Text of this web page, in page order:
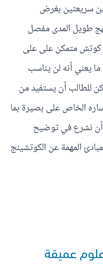
سريعتين بغرض
طويل المدى مفصل
متمكن على على
يعني أنه لن يناسب
للطالب أن يستفيد من
الخاص على بصيرة بما
أن نشرع في توضيح
المهمة عن الكوتشينج
عميقة